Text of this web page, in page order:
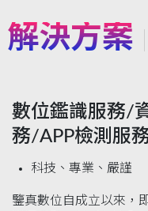
解決方案
數位鑑識服務‬‬‬‬‬‬‬/
務‬‬‬‬‬‬‬‬‬‬‬/APP檢測服
科技、專業、嚴謹
鑒真數位自成立以來，